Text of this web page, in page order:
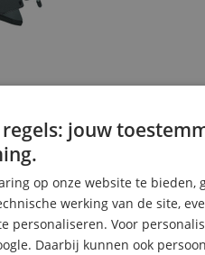
Classic Cantabile
Saitenhalter aus
Feinstimmer für
Bequemer
jouw
op onze website te bieden,
werking van de site,
personaliseren. Voor
Daarbij kunnen ook